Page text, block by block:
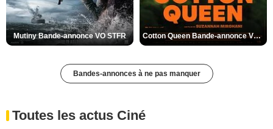
Mutiny Bande-annonce VO STFR Cotton Queen Bande-annonce VO STFR
Bandes-annonces à ne pas manquer
Toutes les actus Ciné